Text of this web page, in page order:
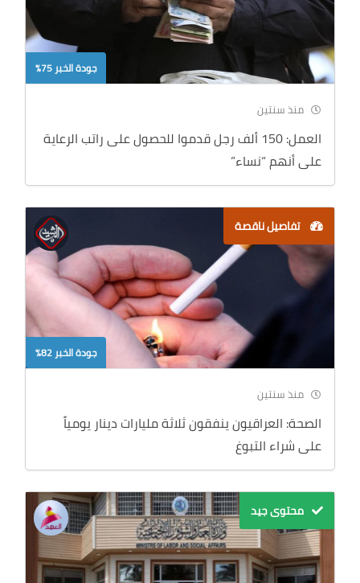
جودة الخبر 75%
منذ سنتين
العمل: 150 ألف رجل قدموا للحصول على راتب الرعاية
على أنهم “نساء”
تفاصيل ناقصة
جودة الخبر 82%
منذ سنتين
الصحة: العراقيون ينفقون ثلاثة مليارات دينار يومياً
على شراء التبوغ
محتوى جيد